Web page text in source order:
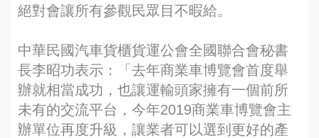
絕對會讓所有參觀民眾目不暇給。
中華民國汽車貨櫃貨運公會全國聯合會秘書
長李昭功表示：「去年商業車博覽會首度舉
辦就相當成功，也讓運輸頭家擁有一個前所
未有的交流平台，今年2019商業車博覽會主
辦單位再度升級，讓業者可以選到更好的產